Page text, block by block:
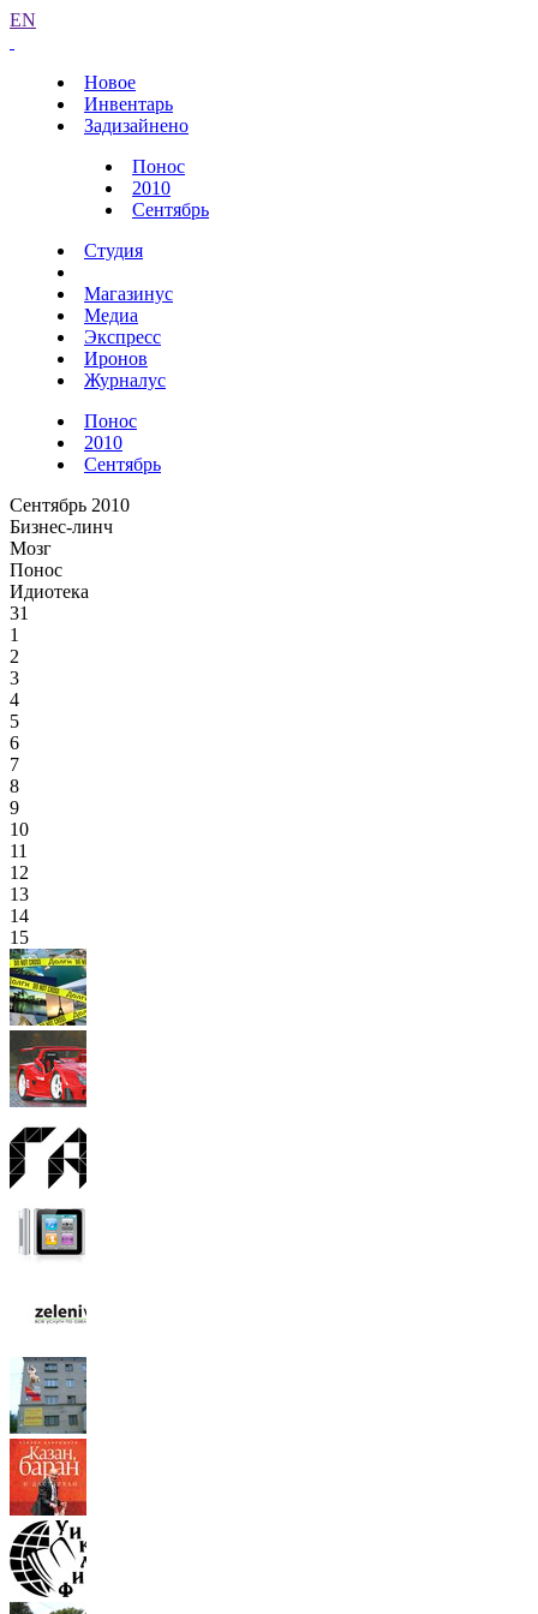
EN
Новое
Инвентарь
Задизайнено
Понос
2010
Сентябрь
Студия
Магазинус
Медиа
Экспресс
Иронов
Журналус
Понос
2010
Сентябрь
Сентябрь 2010
Бизнес-линч
Мозг
Понос
Идиотека
31
1
2
3
4
5
6
7
8
9
10
11
12
13
14
15